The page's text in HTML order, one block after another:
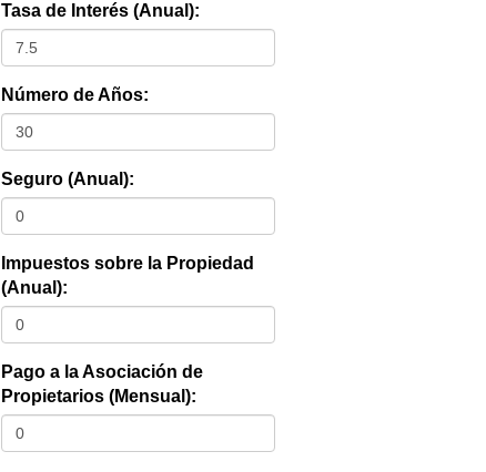
Tasa de Interés (Anual):
Número de Años:
Seguro (Anual):
Impuestos sobre la Propiedad
(Anual):
Pago a la Asociación de
Propietarios (Mensual):